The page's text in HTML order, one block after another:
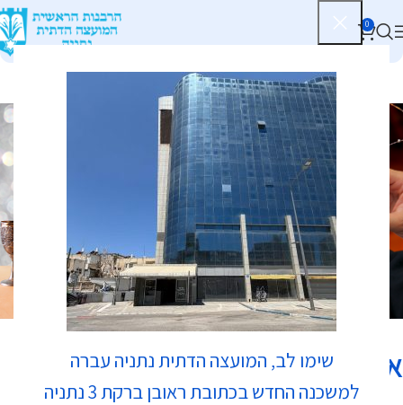
שימו לב, המועצה הדתית נתניה עברה
למשכנה החדש בכתובת ראובן ברקת 3 נתניה
0
כשרות
אטליז נתח קצבים